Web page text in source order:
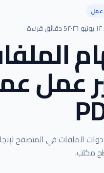
عمل
5 دقائق قراءة
عمل
مكتب.